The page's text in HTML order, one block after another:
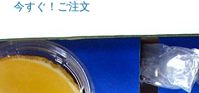
今すぐ！ご注文